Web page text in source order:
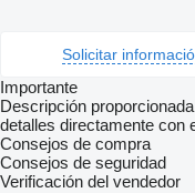
Solicitar
Importante
Descripción
detalles directamente con
Consejos de compra
Consejos de seguridad
Verificación del vendedor